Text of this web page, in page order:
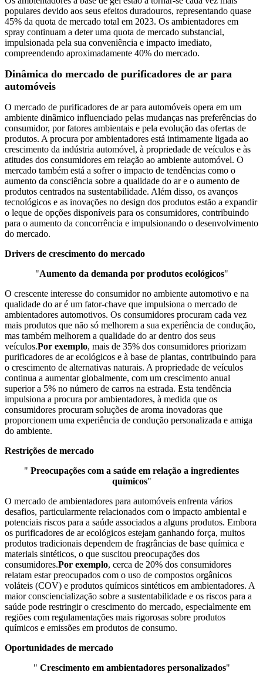
populares devido aos seus efeitos duradouros, representando quase
45% da quota de mercado total em 2023. Os ambientadores em
spray continuam a deter uma quota de mercado substancial,
impulsionada pela sua conveniência e impacto imediato,
compreendendo aproximadamente 40% do mercado.
Dinâmica do mercado de purificadores de ar para
automóveis
O mercado de purificadores de ar para automóveis opera em um
ambiente dinâmico influenciado pelas mudanças nas preferências do
consumidor, por fatores ambientais e pela evolução das ofertas de
produtos. A procura por ambientadores está intimamente ligada ao
crescimento da indústria automóvel, à propriedade de veículos e às
atitudes dos consumidores em relação ao ambiente automóvel. O
mercado também está a sofrer o impacto de tendências como o
aumento da consciência sobre a qualidade do ar e o aumento de
produtos centrados na sustentabilidade. Além disso, os avanços
tecnológicos e as inovações no design dos produtos estão a expandir
o leque de opções disponíveis para os consumidores, contribuindo
para o aumento da concorrência e impulsionando o desenvolvimento
do mercado.
Drivers de crescimento do mercado
"Aumento da demanda por produtos ecológicos"
O crescente interesse do consumidor no ambiente automotivo e na
qualidade do ar é um fator-chave que impulsiona o mercado de
ambientadores automotivos. Os consumidores procuram cada vez
mais produtos que não só melhorem a sua experiência de condução,
mas também melhorem a qualidade do ar dentro dos seus
veículos.Por exemplo, mais de 35% dos consumidores priorizam
purificadores de ar ecológicos e à base de plantas, contribuindo para
o crescimento de alternativas naturais. A propriedade de veículos
continua a aumentar globalmente, com um crescimento anual
superior a 5% no número de carros na estrada. Esta tendência
impulsiona a procura por ambientadores, à medida que os
consumidores procuram soluções de aroma inovadoras que
proporcionem uma experiência de condução personalizada e amiga
do ambiente.
Restrições de mercado
" Preocupações com a saúde em relação a ingredientes
químicos"
O mercado de ambientadores para automóveis enfrenta vários
desafios, particularmente relacionados com o impacto ambiental e
potenciais riscos para a saúde associados a alguns produtos. Embora
os purificadores de ar ecológicos estejam ganhando força, muitos
produtos tradicionais dependem de fragrâncias de base química e
materiais sintéticos, o que suscitou preocupações dos
consumidores.Por exemplo, cerca de 20% dos consumidores
relatam estar preocupados com o uso de compostos orgânicos
voláteis (COV) e produtos químicos sintéticos em ambientadores. A
maior consciencialização sobre a sustentabilidade e os riscos para a
saúde pode restringir o crescimento do mercado, especialmente em
regiões com regulamentações mais rigorosas sobre produtos
químicos e emissões em produtos de consumo.
Oportunidades de mercado
" Crescimento em ambientadores personalizados"